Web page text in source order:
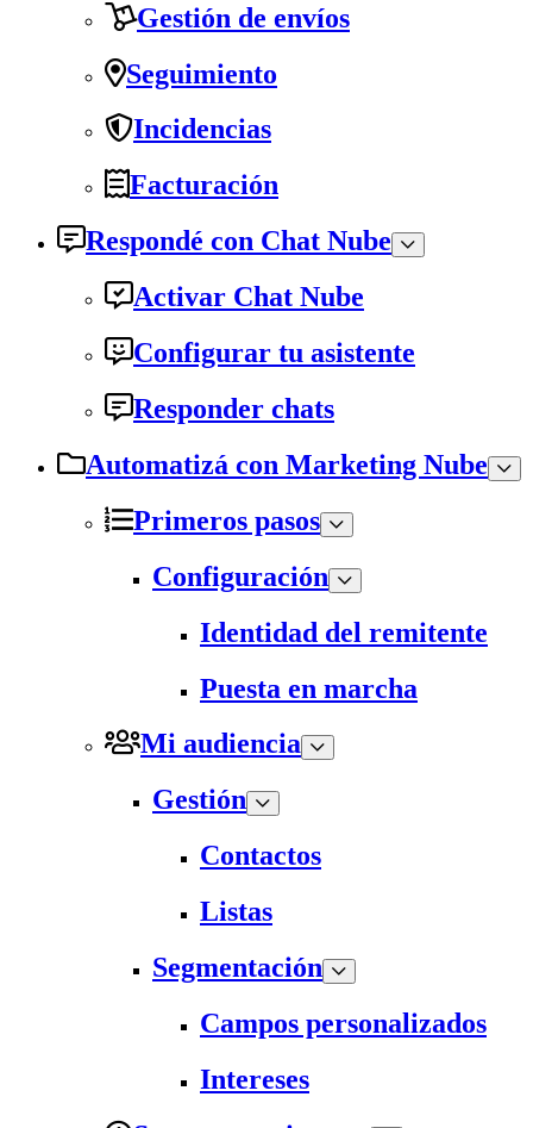
Gestión de envíos
Seguimiento
Incidencias
Facturación
Respondé con Chat Nube
Activar Chat Nube
Configurar tu asistente
Responder chats
Automatizá con Marketing Nube
Primeros pasos
Configuración
Identidad del remitente
Puesta en marcha
Mi audiencia
Gestión
Contactos
Listas
Segmentación
Campos personalizados
Intereses